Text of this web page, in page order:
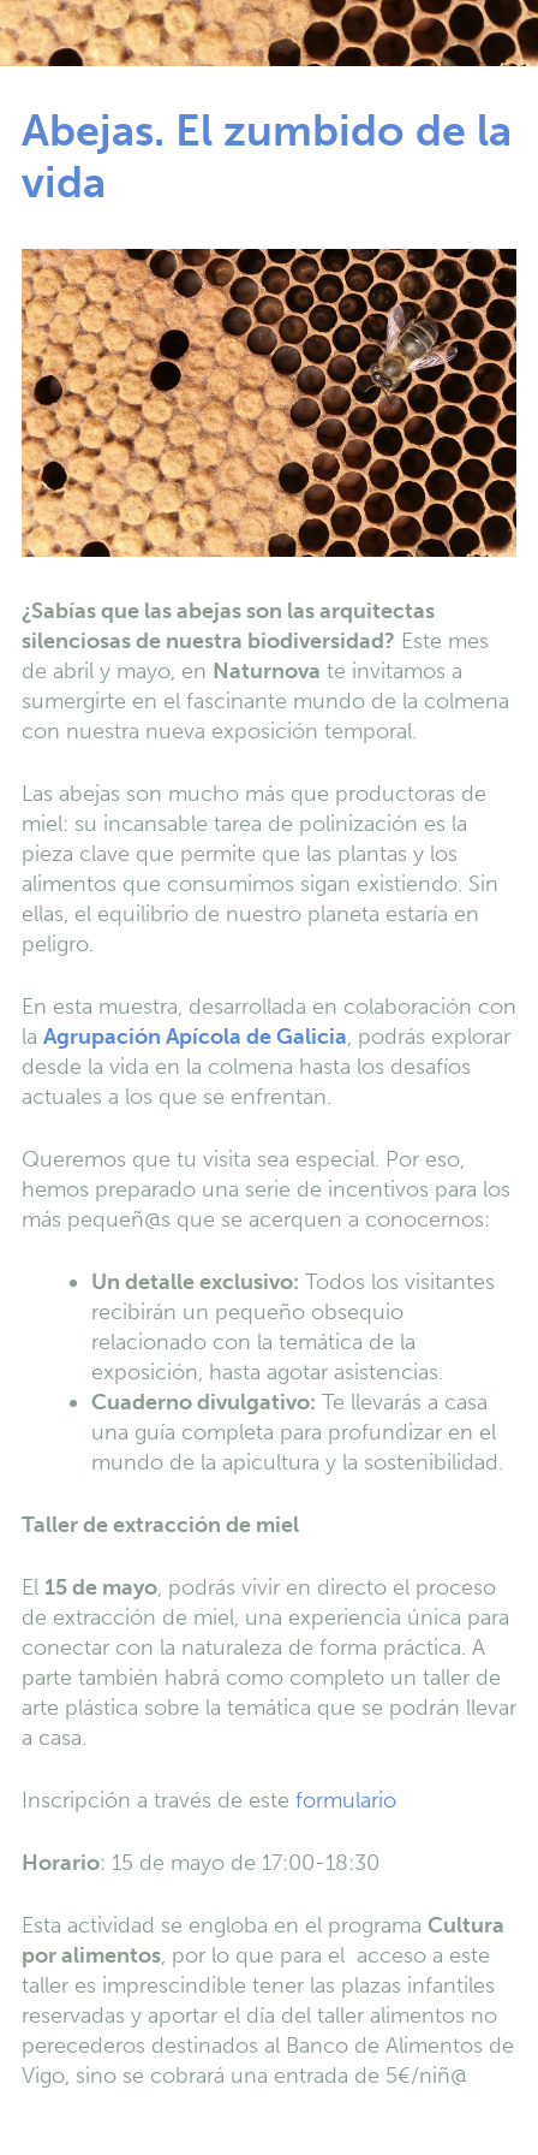
Abejas. El zumbido de la
vida
¿Sabías que las abejas son las arquitectas
silenciosas de nuestra biodiversidad? Este mes
de abril y mayo, en Naturnova te invitamos a
sumergirte en el fascinante mundo de la colmena
con nuestra nueva exposición temporal.
Las abejas son mucho más que productoras de
miel: su incansable tarea de polinización es la
pieza clave que permite que las plantas y los
alimentos que consumimos sigan existiendo. Sin
ellas, el equilibrio de nuestro planeta estaría en
peligro.
En esta muestra, desarrollada en colaboración con
la Agrupación Apícola de Galicia, podrás explorar
desde la vida en la colmena hasta los desafíos
actuales a los que se enfrentan.
Queremos que tu visita sea especial. Por eso,
hemos preparado una serie de incentivos para los
más pequeñ@s que se acerquen a conocernos:
Un detalle exclusivo: Todos los visitantes
recibirán un pequeño obsequio
relacionado con la temática de la
exposición, hasta agotar asistencias.
Cuaderno divulgativo: Te llevarás a casa
una guía completa para profundizar en el
mundo de la apicultura y la sostenibilidad.
Taller de extracción de miel
El 15 de mayo, podrás vivir en directo el proceso
de extracción de miel, una experiencia única para
conectar con la naturaleza de forma práctica. A
parte también habrá como completo un taller de
arte plástica sobre la temática que se podrán llevar
a casa.
Inscripción a través de este formulario
Horario: 15 de mayo de 17:00-18:30
Esta actividad se engloba en el programa Cultura
por alimentos, por lo que para el acceso a este
taller es imprescindible tener las plazas infantiles
reservadas y aportar el día del taller alimentos no
perecederos destinados al Banco de Alimentos de
Vigo, sino se cobrará una entrada de 5€/niñ@